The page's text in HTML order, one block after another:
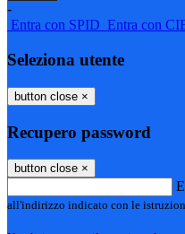
-
Entra con SPID Entra con
Seleziona utente
button close ×
Recupero password
button close ×
all'indirizzo indicato con le